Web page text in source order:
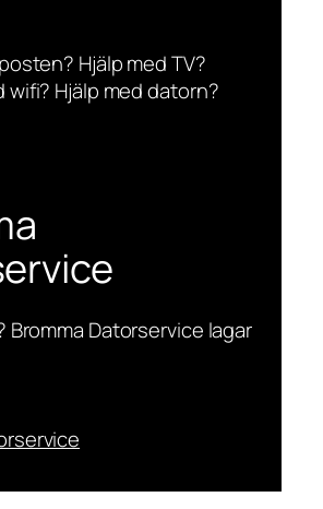
Hjälp med TV?
wifi? Hjälp med datorn?
Bromma Datorservice lagar